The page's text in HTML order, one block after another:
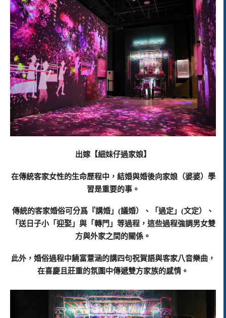
出嫁【細妹仔過家娘】
在傳統客家女性的生命歷程中，結婚與婚後向家娘（婆婆）學
習是重要的事。
傳統的客家婚俗可分爲『講婚」(議婚）、「過定」(文定）、
「送日子小「迎娶」與「轉門」等過程，這些過程強調男女雙
方與外家之間的關係。
此外，婚俗過程中饒富薏涵的講四句祝賀語與客家八音樂曲，
在喜慶且莊重的氛圍中傳遞雙方家族的感情。